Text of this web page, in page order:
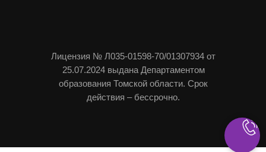
Лицензия № Л035-01598-70/01307934 от
25.07.2024 выдана Департаментом
образования Томской области. Срок
действия – бессрочно.